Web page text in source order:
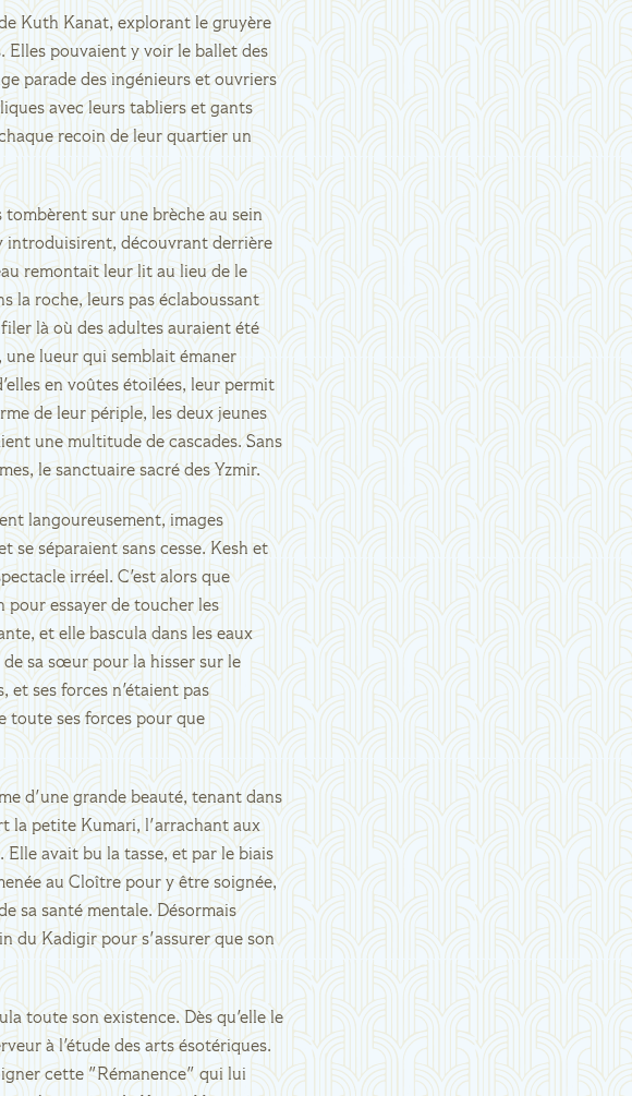
Kuth Kanat, explorant le gruyère
pouvaient y voir le ballet des
parade des ingénieurs et ouvriers
avec leurs tabliers et gants
recoin de leur quartier un
tombèrent sur une brèche au sein
introduisirent, découvrant derrière
remontait leur lit au lieu de le
la roche, leurs pas éclaboussant
là où des adultes auraient été
lueur qui semblait émaner
en voûtes étoilées, leur permit
de leur périple, les deux jeunes
une multitude de cascades. Sans
le sanctuaire sacré des Yzmir.
langoureusement, images
se séparaient sans cesse. Kesh et
irréel. C'est alors que
pour essayer de toucher les
et elle bascula dans les eaux
sa sœur pour la hisser sur le
et ses forces n'étaient pas
toute ses forces pour que
d'une grande beauté, tenant dans
la petite Kumari, l'arrachant aux
avait bu la tasse, et par le biais
au Cloître pour y être soignée,
sa santé mentale. Désormais
du Kadigir pour s'assurer que son
toute son existence. Dès qu'elle le
à l'étude des arts ésotériques.
cette "Rémanence" qui lui